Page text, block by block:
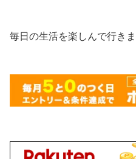
毎日の生活を楽しんで行き